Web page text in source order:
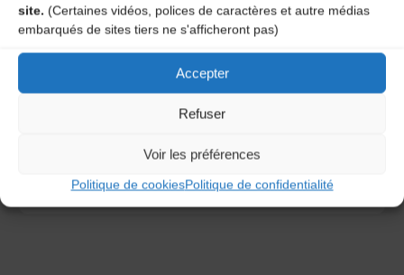
site. (Certaines vidéos, polices de caractères et autre médias
embarqués de sites tiers ne s'afficheront pas)
Accepter
Refuser
Voir les préférences
Politique de cookiesPolitique de confidentialité
savoir plus sur la façon dont les données de vos
.